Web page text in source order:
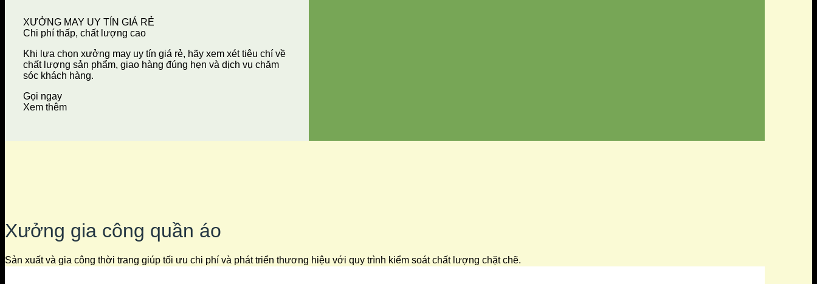
XƯỞNG MAY UY TÍN GIÁ RẺ
Chi phí thấp, chất lượng cao
Khi lựa chọn xưởng may uy tín giá rẻ, hãy xem xét tiêu chí về
chất lượng sản phẩm, giao hàng đúng hẹn và dịch vụ chăm
sóc khách hàng.
Gọi ngay
Xem thêm
Xưởng gia công quần áo
Sản xuất và gia công thời trang giúp tối ưu chi phí và phát triển thương hiệu với quy trình kiểm soát chất lượng chặt chẽ.